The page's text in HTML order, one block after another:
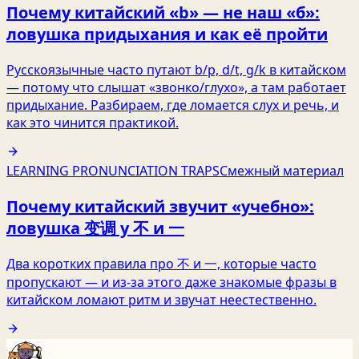
Почему китайский «b» — не наш «б»:
ловушка придыхания и как её пройти
Русскоязычные часто путают b/p, d/t, g/k в китайском
— потому что слышат «звонко/глухо», а там работает
придыхание. Разбираем, где ломается слух и речь, и
как это чинится практикой.
LEARNING PRONUNCIATION TRAPSСмежный материал
Почему китайский звучит «учебно»:
ловушка 变调 у 不 и 一
Два коротких правила про 不 и 一, которые часто
пропускают — и из‑за этого даже знакомые фразы в
китайском ломают ритм и звучат неестественно.